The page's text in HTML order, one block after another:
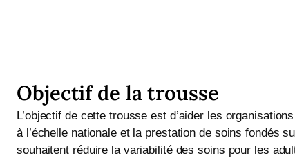
Objectif de la trousse
L’objectif de cette trousse est d’aider les
à l’échelle nationale et la prestation de soins fondés
souhaitent réduire la variabilité des soins pour les